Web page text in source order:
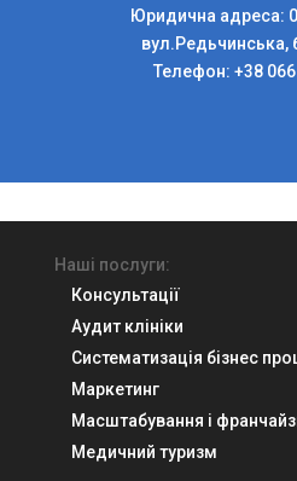
Юридична адреса:
вул.Редьчинська,
Телефон: +38
Наші послуги:
Консультації
Аудит клініки
Систематизація бізнес
Маркетинг
Масштабування і
Медичний туризм